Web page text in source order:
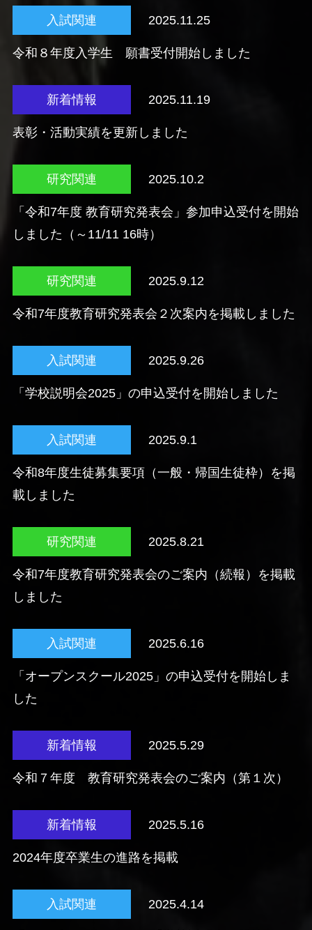
入試関連 2025.11.25
令和８年度入学生 願書受付開始しました
新着情報 2025.11.19
表彰・活動実績を更新しました
研究関連 2025.10.2
「令和7年度 教育研究発表会」参加申込受付を開始
しました（～11/11 16時）
研究関連 2025.9.12
令和7年度教育研究発表会２次案内を掲載しました
入試関連 2025.9.26
「学校説明会2025」の申込受付を開始しました
入試関連 2025.9.1
令和8年度生徒募集要項（一般・帰国生徒枠）を掲
載しました
研究関連 2025.8.21
令和7年度教育研究発表会のご案内（続報）を掲載
しました
入試関連 2025.6.16
「オープンスクール2025」の申込受付を開始しま
した
新着情報 2025.5.29
令和７年度 教育研究発表会のご案内（第１次）
新着情報 2025.5.16
2024年度卒業生の進路を掲載
入試関連 2025.4.14